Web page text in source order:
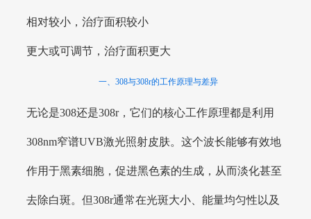
相对较小，治疗面积较小
更大或可调节，治疗面积更大
一、308与308r的工作原理与差异
无论是308还是308r，它们的核心工作原理都是利用
308nm窄谱UVB激光照射皮肤。这个波长能够有效地
作用于黑素细胞，促进黑色素的生成，从而淡化甚至
去除白斑。但308r通常在光斑大小、能量均匀性以及